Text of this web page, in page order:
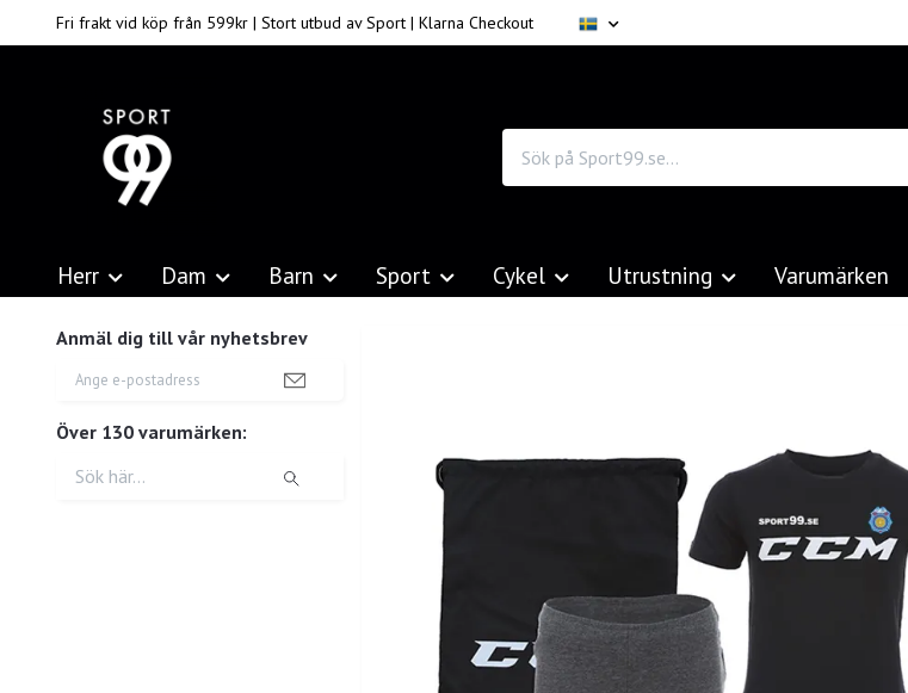
Fri frakt vid köp från 599kr | Stort utbud av Sport | Klarna Checkout
Herr Dam Barn Sport Cykel Utrustning Varumärken
Anmäl dig till vår nyhetsbrev
Över 130 varumärken: